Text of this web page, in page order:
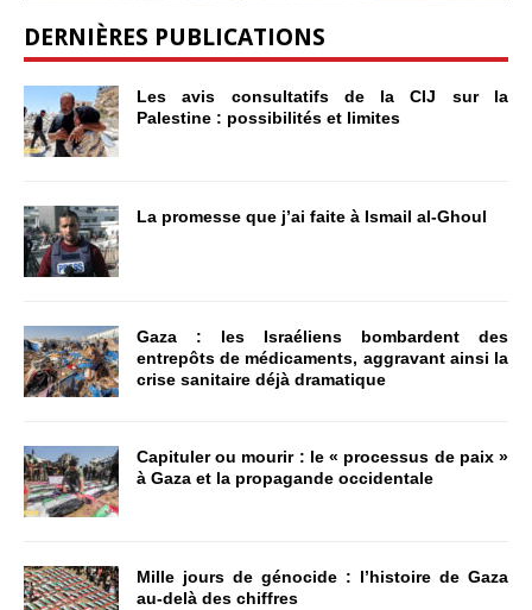
DERNIÈRES PUBLICATIONS
Les avis consultatifs de la CIJ sur la
Palestine : possibilités et limites
La promesse que j’ai faite à Ismail al-Ghoul
Gaza : les Israéliens bombardent des
entrepôts de médicaments, aggravant ainsi la
crise sanitaire déjà dramatique
Capituler ou mourir : le « processus de paix »
à Gaza et la propagande occidentale
Mille jours de génocide : l’histoire de Gaza
au-delà des chiffres